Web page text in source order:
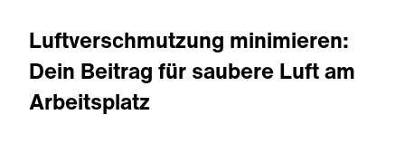
Luftverschmutzung minimieren:
Dein Beitrag für saubere Luft am
Arbeitsplatz